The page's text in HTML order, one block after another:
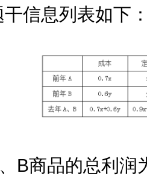
信息列表如下
商品的总利润